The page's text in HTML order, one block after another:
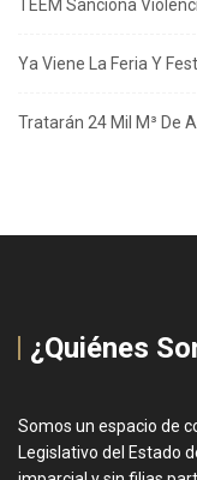
TEEM Sanciona
Ya Viene La Feria Y
Tratarán 24 Mil M³ De
¿Quiénes
Somos un espacio de
Legislativo del Estado